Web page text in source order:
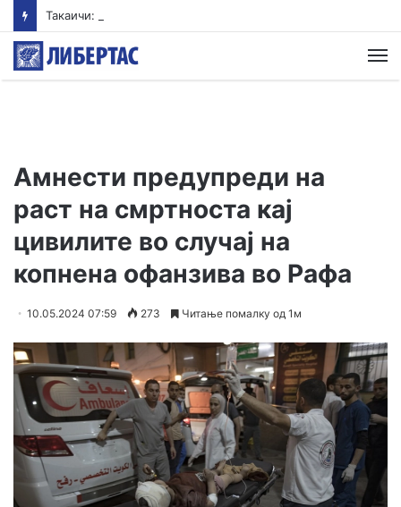
Амнести предупреди на
раст на смртноста кај
цивилите во случај на
копнена офанзива во Рафа
10.05.2024 07:59 273 Читање помалку од 1м